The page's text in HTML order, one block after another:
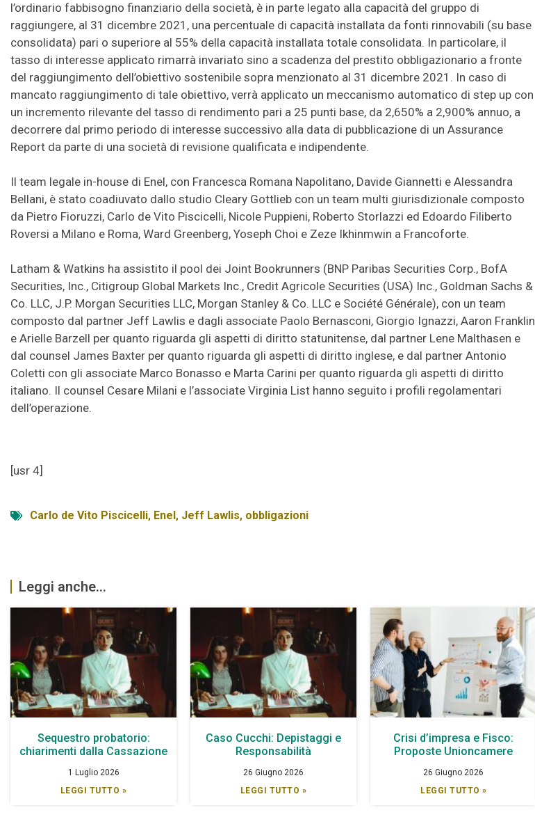
l’ordinario fabbisogno finanziario della società, è in parte legato alla capacità del gruppo di
raggiungere, al 31 dicembre 2021, una percentuale di capacità installata da fonti rinnovabili (su base
consolidata) pari o superiore al 55% della capacità installata totale consolidata. In particolare, il
tasso di interesse applicato rimarrà invariato sino a scadenza del prestito obbligazionario a fronte
del raggiungimento dell’obiettivo sostenibile sopra menzionato al 31 dicembre 2021. In caso di
mancato raggiungimento di tale obiettivo, verrà applicato un meccanismo automatico di step up con
un incremento rilevante del tasso di rendimento pari a 25 punti base, da 2,650% a 2,900% annuo, a
decorrere dal primo periodo di interesse successivo alla data di pubblicazione di un Assurance
Report da parte di una società di revisione qualificata e indipendente.
Il team legale in-house di Enel, con Francesca Romana Napolitano, Davide Giannetti e Alessandra
Bellani, è stato coadiuvato dallo studio Cleary Gottlieb con un team multi giurisdizionale composto
da Pietro Fioruzzi, Carlo de Vito Piscicelli, Nicole Puppieni, Roberto Storlazzi ed Edoardo Filiberto
Roversi a Milano e Roma, Ward Greenberg, Yoseph Choi e Zeze Ikhinmwin a Francoforte.
Latham & Watkins ha assistito il pool dei Joint Bookrunners (BNP Paribas Securities Corp., BofA
Securities, Inc., Citigroup Global Markets Inc., Credit Agricole Securities (USA) Inc., Goldman Sachs &
Co. LLC, J.P. Morgan Securities LLC, Morgan Stanley & Co. LLC e Société Générale), con un team
composto dal partner Jeff Lawlis e dagli associate Paolo Bernasconi, Giorgio Ignazzi, Aaron Franklin
e Arielle Barzell per quanto riguarda gli aspetti di diritto statunitense, dal partner Lene Malthasen e
dal counsel James Baxter per quanto riguarda gli aspetti di diritto inglese, e dal partner Antonio
Coletti con gli associate Marco Bonasso e Marta Carini per quanto riguarda gli aspetti di diritto
italiano. Il counsel Cesare Milani e l’associate Virginia List hanno seguito i profili regolamentari
dell’operazione.
[usr 4]
Carlo de Vito Piscicelli, Enel , Jeff Lawlis, obbligazioni
Leggi anche...
Sequestro probatorio:
chiarimenti dalla Cassazione
1 Luglio 2026
LEGGI TUTTO »
Caso Cucchi: Depistaggi e
Responsabilità
26 Giugno 2026
LEGGI TUTTO »
Crisi d’impresa e Fisco:
Proposte Unioncamere
26 Giugno 2026
LEGGI TUTTO »